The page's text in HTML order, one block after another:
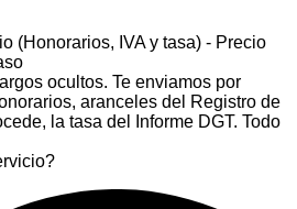
(Honorarios, IVA y tasa) - Precio
ocultos. Te enviamos por
aranceles del Registro de
la tasa del Informe DGT. Todo